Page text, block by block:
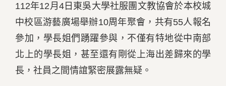
112年12月4日東吳大學社服團文教協會於本校城
中校區游藝廣場舉辦10周年聚會，共有55人報名
參加，學長姐們踴躍參與，不僅有特地從中南部
北上的學長姐，甚至還有剛從上海出差歸來的學
長，社員之間情誼緊密展露無疑。